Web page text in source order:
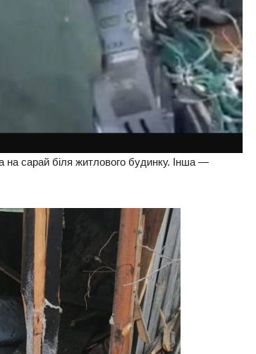
на сарай біля житлового будинку. Інша —